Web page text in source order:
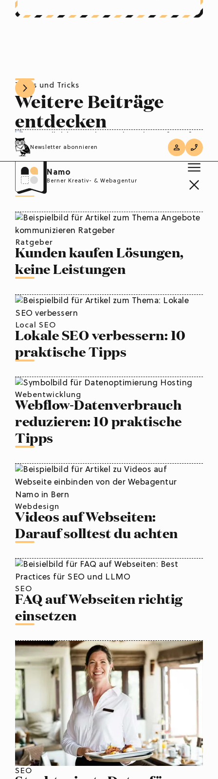
Newsletter abonnieren
Namo
Berner Kreativ- & Webagentur
Tipps und Tricks
Weitere Beiträge
entdecken
Ratgeber
Schritt für Schritt zur
eigenen Online-Präsenz
Ratgeber
Kunden kaufen Lösungen,
keine Leistungen
Local SEO
Lokale SEO verbessern: 10
praktische Tipps
Webentwicklung
Webflow-Datenverbrauch
reduzieren: 10 praktische
Tipps
Webdesign
Videos auf Webseiten:
Darauf solltest du achten
SEO
FAQ auf Webseiten richtig
einsetzen
SEO